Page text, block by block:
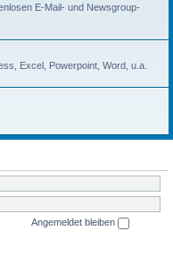
E-Mail- und Newsgroup-
Excel, Powerpoint, Word, u.a.
Angemeldet bleiben